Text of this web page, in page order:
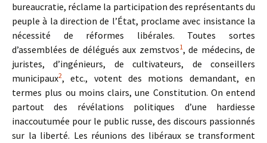
bureaucratie, réclame la participation des représentants du
peuple à la direction de l’État, proclame avec insistance la
nécessité de réformes libérales. Toutes sortes
d’assemblées de délégués aux zemstvos1, de médecins, de
juristes, d’ingé­nieurs, de cultivateurs, de conseillers
municipaux2, etc., votent des motions demandant, en
termes plus ou moins clairs, une Constitution. On entend
partout des révélations politiques d’une hardiesse
inaccoutumée pour le public russe, des discours passionnés
sur la liberté. Les réunions des libéraux se transforment